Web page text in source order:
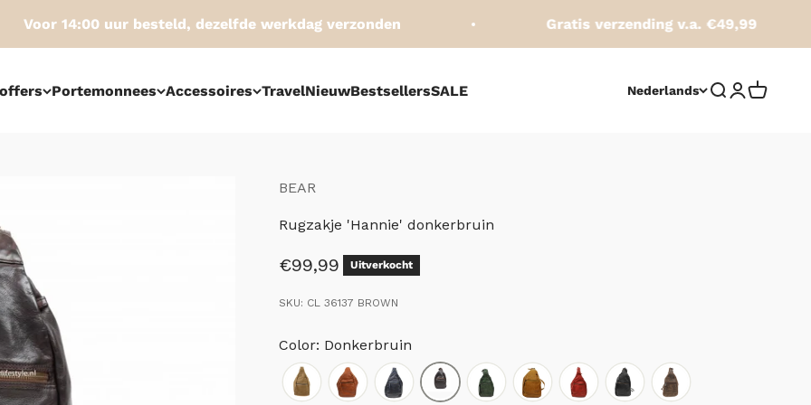
Voor 14:00 uur besteld, dezelfde werkdag verzonden Gratis verzending v.a. €49,99
Portemonnees Accessoires TravelNieuwBestsellersSALE Nederlands Zoeken
BEAR
Rugzakje 'Hannie' donkerbruin
Aanbiedingsprijs
€99,99 Uitverkocht
SKU: CL 36137 BROWN
Color: Donkerbruin